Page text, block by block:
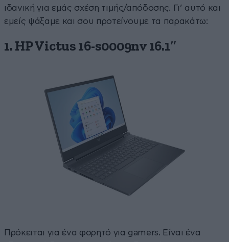
ιδανική για εμάς σχέση τιμής/απόδοσης. Γι’ αυτό και
εμείς ψάξαμε και σου προτείνουμε τα παρακάτω:
1. HP Victus 16-s0009nv 16.1″
Πρόκειται για ένα φορητό για gamers. Είναι ένα